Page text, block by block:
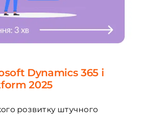
Dynamics 365 і
2025
розвитку штучного